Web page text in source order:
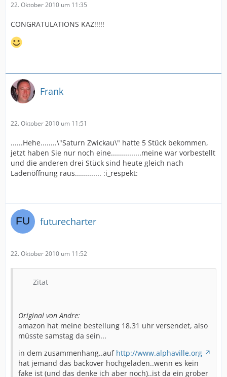
22. Oktober 2010 um 11:35
CONGRATULATIONS KAZ!!!!!
Frank
22. Oktober 2010 um 11:51
......Hehe........\"Saturn Zwickau\" hatte 5 Stück bekommen,
jetzt haben Sie nur noch eine...............meine war vorbestellt
und die anderen drei Stück sind heute gleich nach
Ladenöffnung raus............. :i_respekt:
futurecharter
22. Oktober 2010 um 11:52
Zitat
Original von Andre:
amazon hat meine bestellung 18.31 uhr versendet, also
müsste samstag da sein...
in dem zusammenhang..auf http://www.alphaville.org
hat jemand das backover hochgeladen..wenn es kein
fake ist (und das denke ich aber noch)..ist da ein grober